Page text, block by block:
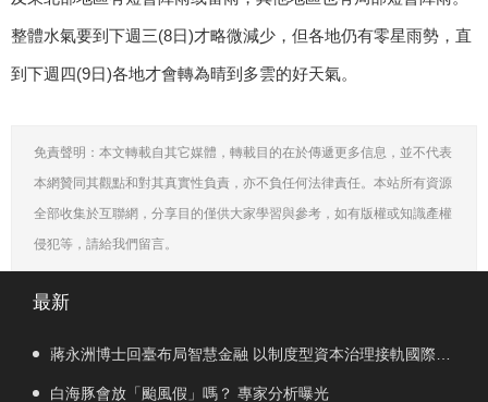
整體水氣要到下週三(8日)才略微減少，但各地仍有零星雨勢，直
到下週四(9日)各地才會轉為晴到多雲的好天氣。
免責聲明：本文轉載自其它媒體，轉載目的在於傳遞更多信息，並不代表
本網贊同其觀點和對其真實性負責，亦不負任何法律責任。本站所有資源
全部收集於互聯網，分享目的僅供大家學習與參考，如有版權或知識產權
侵犯等，請給我們留言。
最新
蔣永洲博士回臺布局智慧金融 以制度型資本治理接軌國際市
場 白海豚會放「颱風假」嗎？ 專家分析曝光